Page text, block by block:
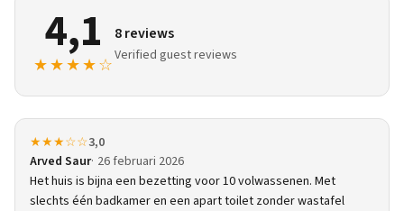
4,1
★★★★☆
8 reviews
Verified guest reviews
★★★☆☆3,0
Arved Saur 26 februari 2026
Het huis is bijna een bezetting voor 10 volwassenen. Met
slechts één badkamer en een apart toilet zonder wastafel